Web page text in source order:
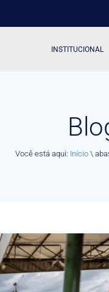
INSTITUCIONAL
Você está aqui: Início \